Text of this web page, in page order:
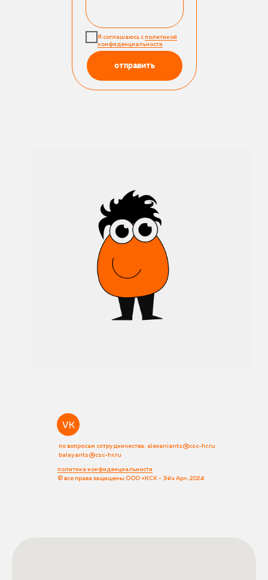
VK
по вопросам сотрудничества: alexaniants@csc-hr.ru
balayants@csc-hr.ru
политика конфиденциальности
© все права защищены ООО «КСК - Эйч Ар», 2024
Я соглашаюсь с политикой
конфиденциальности
отправить